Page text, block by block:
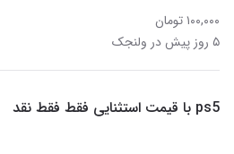
۱۰۰,۰۰۰ تومان
۵ روز پیش در ولنجک
ps5 با قیمت استثنایی فقط فقط نقد‌